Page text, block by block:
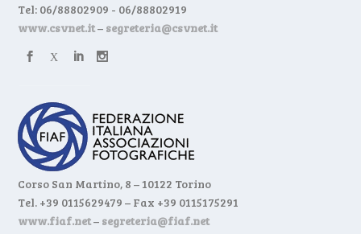
Tel: 06/88802909 - 06/88802919
www.csvnet.it– segreteria@csvnet.it
Corso San Martino, 8 – 10122 Torino
Tel. +39 0115629479 – Fax +39 0115175291
www.fiaf.net– segreteria@fiaf.net